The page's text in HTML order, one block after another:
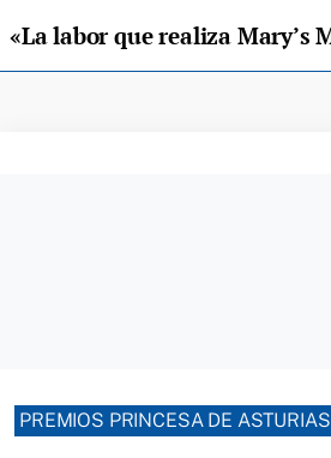
PREMIOS PRINCESA DE ASTURIAS